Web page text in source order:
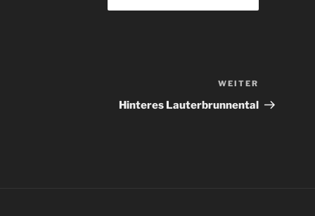
Beitrag
WEITER
Hinteres Lauterbrunnental